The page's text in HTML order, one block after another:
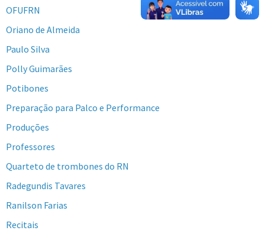
OFUFRN
Oriano de Almeida
Paulo Silva
Polly Guimarães
Potibones
Preparação para Palco e Performance
Produções
Professores
Quarteto de trombones do RN
Radegundis Tavares
Ranilson Farias
Recitais